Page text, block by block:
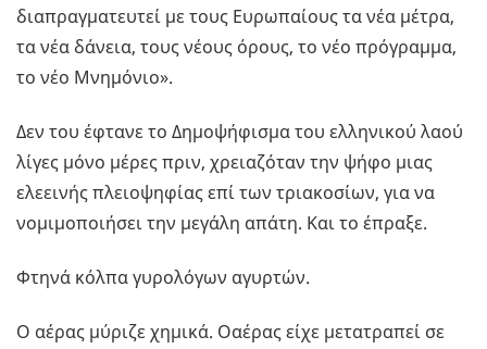
διαπραγματευτεί με τους Ευρωπαίους τα νέα μέτρα,
τα νέα δάνεια, τους νέους όρους, το νέο πρόγραμμα,
το νέο Μνημόνιο».
Δεν του έφτανε το Δημοψήφισμα του ελληνικού λαού
λίγες μόνο μέρες πριν, χρειαζόταν την ψήφο μιας
ελεεινής πλειοψηφίας επί των τριακοσίων, για να
νομιμοποιήσει την μεγάλη απάτη. Και το έπραξε.
Φτηνά κόλπα γυρολόγων αγυρτών.
Ο αέρας μύριζε χημικά. Oαέρας είχε μετατραπεί σε